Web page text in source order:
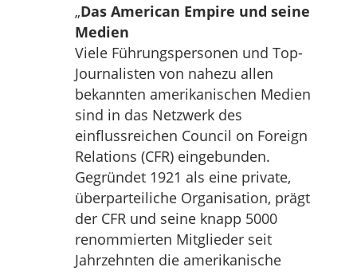
„Das American Empire und seine
Medien
Viele Führungspersonen und Top-
Journalisten von nahezu allen
bekannten amerikanischen Medien
sind in das Netzwerk des
einflussreichen Council on Foreign
Relations (CFR) eingebunden.
Gegründet 1921 als eine private,
überparteiliche Organisation, prägt
der CFR und seine knapp 5000
renommierten Mitglieder seit
Jahrzehnten die amerikanische